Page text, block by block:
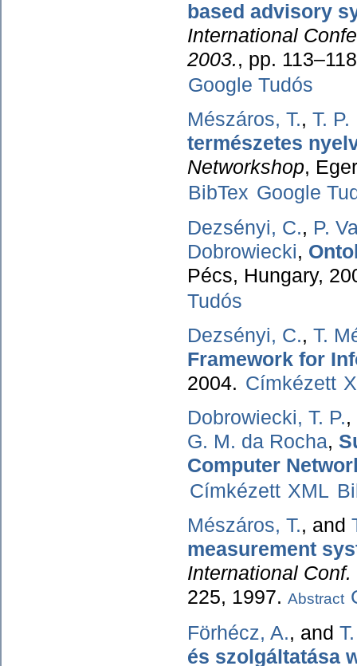
based advisory
International
2003., pp.
Google Tudós
Mészáros, T., T.
természetes
Networkshop,
BibTex Google
Dezsényi, C., P.
Dobrowiecki,
Pécs, Hungary,
Tudós
Dezsényi, C., T.
Framework for
2004. Címkézett
Dobrowiecki, T. P.,
G. M. da Rocha,
Computer
Címkézett XML
Mészáros, T., and
measurement
International
225, 1997. Abstract
Förhécz, A., and
és szolgáltatása